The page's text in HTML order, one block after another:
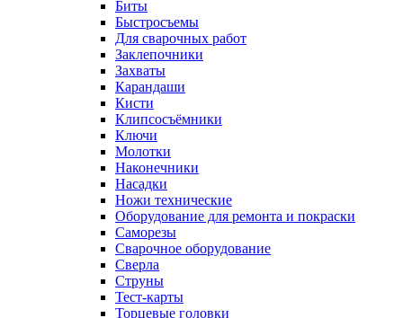
Биты
Быстросъемы
Для сварочных работ
Заклепочники
Захваты
Карандаши
Кисти
Клипсосъёмники
Ключи
Молотки
Наконечники
Насадки
Ножи технические
Оборудование для ремонта и покраски
Саморезы
Сварочное оборудование
Сверла
Струны
Тест-карты
Торцевые головки